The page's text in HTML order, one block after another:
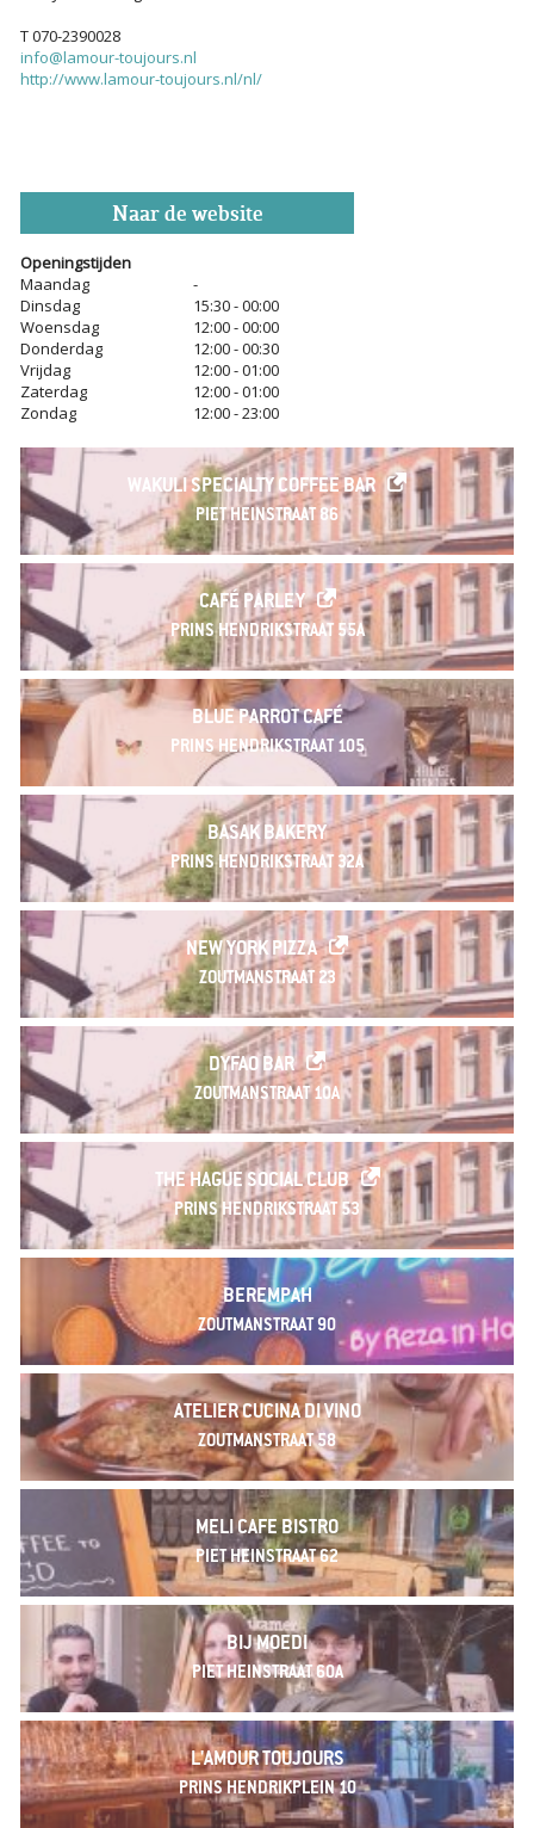
T 070-2390028
info@lamour-toujours.nl
http://www.lamour-toujours.nl/nl/
Naar de website
Openingstijden
Maandag
-
Dinsdag
15:30 - 00:00
Woensdag
12:00 - 00:00
Donderdag
12:00 - 00:30
Vrijdag
12:00 - 01:00
Zaterdag
12:00 - 01:00
Zondag
12:00 - 23:00
WAKULI SPECIALTY COFFEE BAR
PIET HEINSTRAAT 86
CAFÉ PARLEY
PRINS HENDRIKSTRAAT 55A
BLUE PARROT CAFÉ
PRINS HENDRIKSTRAAT 105
BASAK BAKERY
PRINS HENDRIKSTRAAT 32A
NEW YORK PIZZA
ZOUTMANSTRAAT 23
DYFAO BAR
ZOUTMANSTRAAT 10A
THE HAGUE SOCIAL CLUB
PRINS HENDRIKSTRAAT 53
BEREMPAH
ZOUTMANSTRAAT 90
ATELIER CUCINA DI VINO
ZOUTMANSTRAAT 58
MELI CAFE BISTRO
PIET HEINSTRAAT 62
BIJ MOEDI
PIET HEINSTRAAT 60A
L'AMOUR TOUJOURS
PRINS HENDRIKPLEIN 10